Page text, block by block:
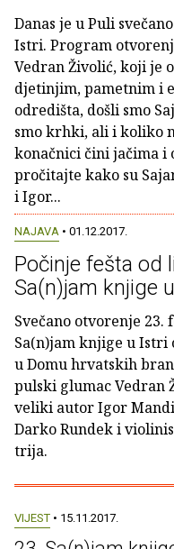
Danas je u Puli
Istri. Program
Vedran Živolić, koji je
djetinjim, pametnim i
odredišta, došli smo
smo krhki, ali i koliko
konačnici čini jačima i
pročitajte kako su
i Igor...
NAJAVA • 01.12.2017.
Počinje fešta od
Sa(n)jam knjige
Svečano otvorenje
Sa(n)jam knjige u Istri
u Domu hrvatskih
pulski glumac Vedran
veliki autor Igor
Darko Rundek i
trija.
VIJEST • 15.11.2017.